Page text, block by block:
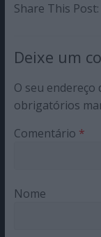
Share This Post:
Deixe um
O seu endereço
obrigatórios
Comentário *
Nome